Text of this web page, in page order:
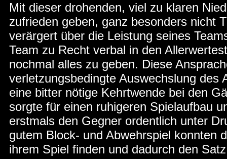
Mit dieser drohenden, viel zu klaren
zufrieden geben, ganz besonders nicht
verärgert über die Leistung seines
Team zu Recht verbal in den
nochmal alles zu geben. Diese
verletzungsbedingte Auswechslung des
eine bitter nötige Kehrtwende bei den
sorgte für einen ruhigeren Spielaufbau
erstmals den Gegner ordentlich unter
gutem Block- und Abwehrspiel konnten
ihrem Spiel finden und dadurch den